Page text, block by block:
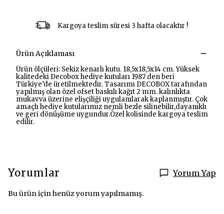
Kargoya teslim süresi 3 hafta olacaktır !
Ürün Açıklaması
Ürün ölçüleri: Sekiz kenarlı kutu. 18,5x18,5x14 cm. Yüksek
kalitedeki Decobox hediye kutuları 1987 den beri
Türkiye’de üretilmektedir. Tasarımı DECOBOX tarafından
yapılmış olan özel ofset baskılı kağıt 2 mm. kalınlıkta
mukavva üzerine elişçiliği uygulanılarak kaplanmıştır. Çok
amaçlı hediye kutularımız nemli bezle silinebilir,dayanıklı
ve geri dönüşüme uygundur.Özel kolisinde kargoya teslim
edilir.
Yorumlar Yorum Yap
Bu ürün için henüz yorum yapılmamış.